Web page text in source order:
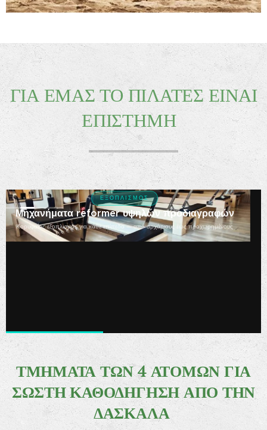
ΓΙΑ ΕΜΑΣ ΤΟ ΠΙΛΑΤΕΣ ΕΙΝΑΙ
ΕΠΙΣΤΗΜΗ
PaNidi
ΕΞΟΠΛΙΣΜΌΣ
Μηχανήματα reformer υψηλών προδιαγραφών
Κορυφαίος εξοπλισμός για κάθε επίπεδο — από αρχάριους έως προχωρημένους
ΤΜΗΜΑΤΑ ΤΩΝ 4 ΑΤΟΜΩΝ ΓΙΑ
ΣΩΣΤΗ ΚΑΘΟΔΗΓΗΣΗ ΑΠΟ ΤΗΝ
ΔΑΣΚΑΛΑ